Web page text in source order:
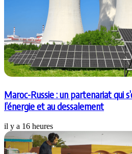
Maroc-Russie : un partenariat qui
l’énergie et au dessalement
il y a 16 heures